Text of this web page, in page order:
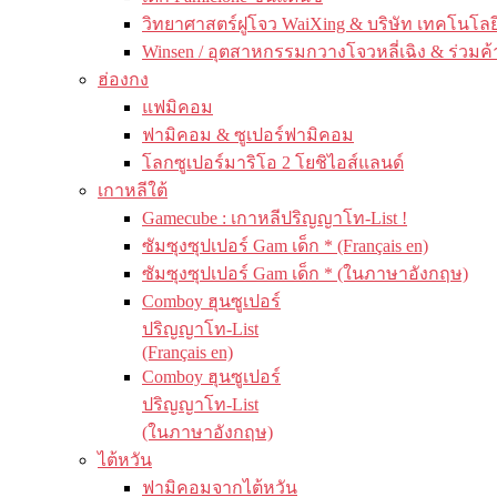
วิทยาศาสตร์ฝูโจว WaiXing & บริษัท เทคโนโล
Winsen / อุตสาหกรรมกวางโจวหลี่เฉิง & ร่วมค้
ฮ่องกง
แฟมิคอม
ฟามิคอม & ซูเปอร์ฟามิคอม
โลกซูเปอร์มาริโอ 2 โยชิไอส์แลนด์
เกาหลีใต้
Gamecube : เกาหลีปริญญาโท-List !
ซัมซุงซุปเปอร์ Gam เด็ก * (Français en)
ซัมซุงซุปเปอร์ Gam เด็ก * (ในภาษาอังกฤษ)
Comboy ฮุนซูเปอร์
ปริญญาโท-List
(Français en)
Comboy ฮุนซูเปอร์
ปริญญาโท-List
(ในภาษาอังกฤษ)
ไต้หวัน
ฟามิคอมจากไต้หวัน